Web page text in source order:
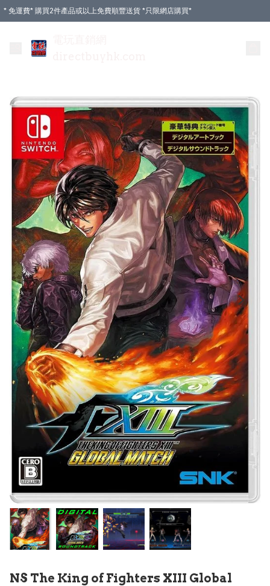
* 免運費* 購買2件產品或以上免費順豐送貨 *只限網店購買*
NS The King of Fighters XIII Global